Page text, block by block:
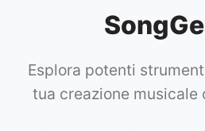
Esplora potenti
tua creazione musicale